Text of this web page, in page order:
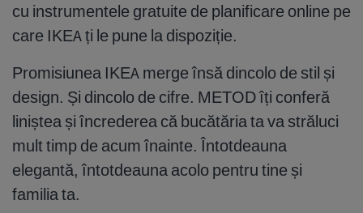
cu instrumentele gratuite de planificare online pe
care IKEA ți le pune la dispoziție.
Promisiunea IKEA merge însă dincolo de stil și
design. Și dincolo de cifre. METOD îți conferă
liniștea și încrederea că bucătăria ta va străluci
mult timp de acum înainte. Întotdeauna
elegantă, întotdeauna acolo pentru tine și
familia ta.